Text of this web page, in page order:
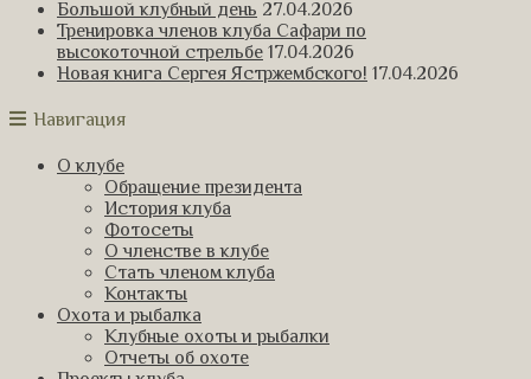
Большой клубный день 27.04.2026
Тренировка членов клуба Сафари по
высокоточной стрельбе 17.04.2026
Новая книга Сергея Ястржембского! 17.04.2026
Навигация
О клубе
Обращение президента
История клуба
Фотосеты
О членстве в клубе
Стать членом клуба
Контакты
Охота и рыбалка
Клубные охоты и рыбалки
Отчеты об охоте